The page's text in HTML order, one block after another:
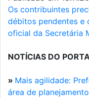
Os contribuintes
débitos pendentes e
oficial da Secretária
NOTÍCIAS DO
» Mais agilidade:
área de